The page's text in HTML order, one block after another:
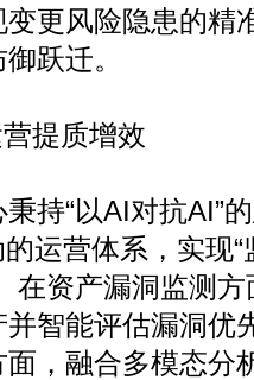
更风险隐患的精
跃迁。
提质增效
“以AI对抗AI”的
的运营体系，实
在资产漏洞监测
智能评估漏洞优
，融合多模态分